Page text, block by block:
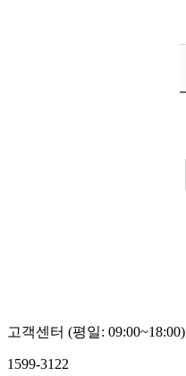
고객센터 (평일: 09:00~18:00)
1599-3122